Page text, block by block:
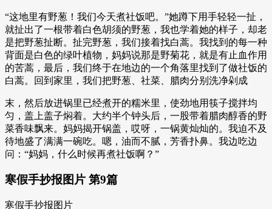
“这地里有野葱！我们今天煮社饭吧。”她蹲下用手轻轻一扯，
就扯出了一根带着白色胡须的野葱，我也学着她的样子，却老
是把野葱扯断。扯完野葱，我们接着找白蒿。我找到的每一种
背面是白色的绿叶植物，妈妈说那是野菊花，就是有止血作用
的苦蒿，最后，我们终于在地边的一个角落里找到了做社饭的
白蒿。回到家里，我们把野葱、社菜、腊肉分别洗净剁成
末，然后放进锅里已经煮开的糯米里，使劲地用筷子搅拌均
匀，盖上盖子焖着。大约半个钟头后，一股带着腊肉醇香的野
菜香味飘来。妈妈揭开锅盖，哎呀，一锅黄灿灿的。我迫不及
待地盛了满满一碗吃。嗯，油而不腻，芳香扑鼻。我边吃边
问：“妈妈，什么时候再煮社饭啊？”
寒假手抄报图片 第9篇
寒假手抄报图片